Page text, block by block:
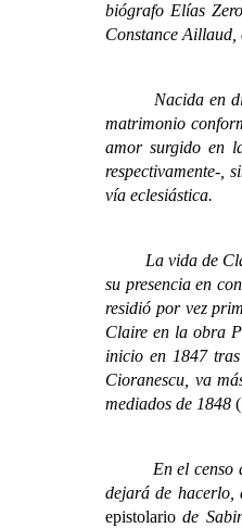
biógrafo Elías
Constance Aillaud,
Nacida en
matrimonio
amor surgido en
respectivamente-,
vía eclesiástica.
La vida de Claire
su presencia en
residió por vez
Claire en la obra
inicio en 1847
Cioranescu, va
mediados de 1848
En el censo
dejará de hacerlo,
epistolariode